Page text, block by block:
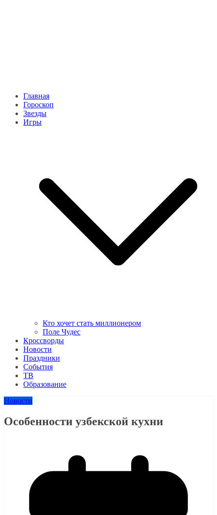
Главная
Гороскоп
Звезды
Игры
Кто хочет стать миллионером
Поле Чудес
Кроссворды
Новости
Праздники
События
ТВ
Образование
Новости
Особенности узбекской кухни